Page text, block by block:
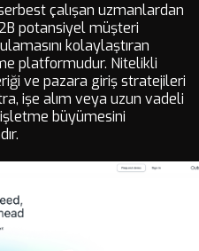
çalışan uzmanlardan
potansiyel müşteri
kolaylaştıran
platformudur. Nitelikli
ve pazara giriş stratejileri
işe alım veya uzun vadeli
büyümesini